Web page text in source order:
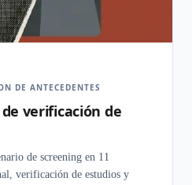
DE ANTECEDENTES
verificación de
de screening en 11
verificación de estudios y